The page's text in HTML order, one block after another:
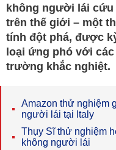
không người lái cứu
trên thế giới – một
tính đột phá, được
loại ứng phó với
trường khắc nghiệt.
Amazon thử nghiệm
người lái tại Italy
Thụy Sĩ thử nghiệm
không người lái